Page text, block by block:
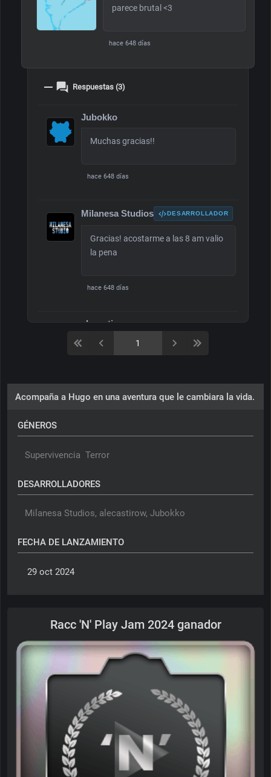
parece brutal <3
hace 648 días
Respuestas (3)
Jubokko
Muchas gracias!!
hace 648 días
Milanesa Studios DESARROLLADOR
Gracias! acostarme a las 8 am valio
la pena
hace 648 días
alecastirow
gracias!!
hace 648 días
Acompaña a Hugo en una aventura que le cambiara la vida.
GÉNEROS
Supervivencia Terror
DESARROLLADORES
Milanesa Studios, alecastirow, Jubokko
FECHA DE LANZAMIENTO
29 oct 2024
Racc 'N' Play Jam 2024 ganador